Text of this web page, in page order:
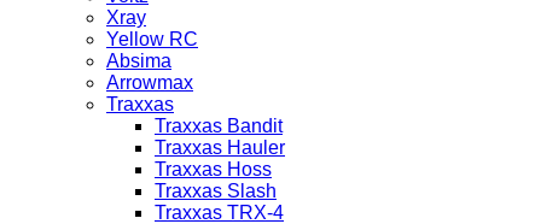
Xray
Yellow RC
Absima
Arrowmax
Traxxas
Traxxas Bandit
Traxxas Hauler
Traxxas Hoss
Traxxas Slash
Traxxas TRX-4